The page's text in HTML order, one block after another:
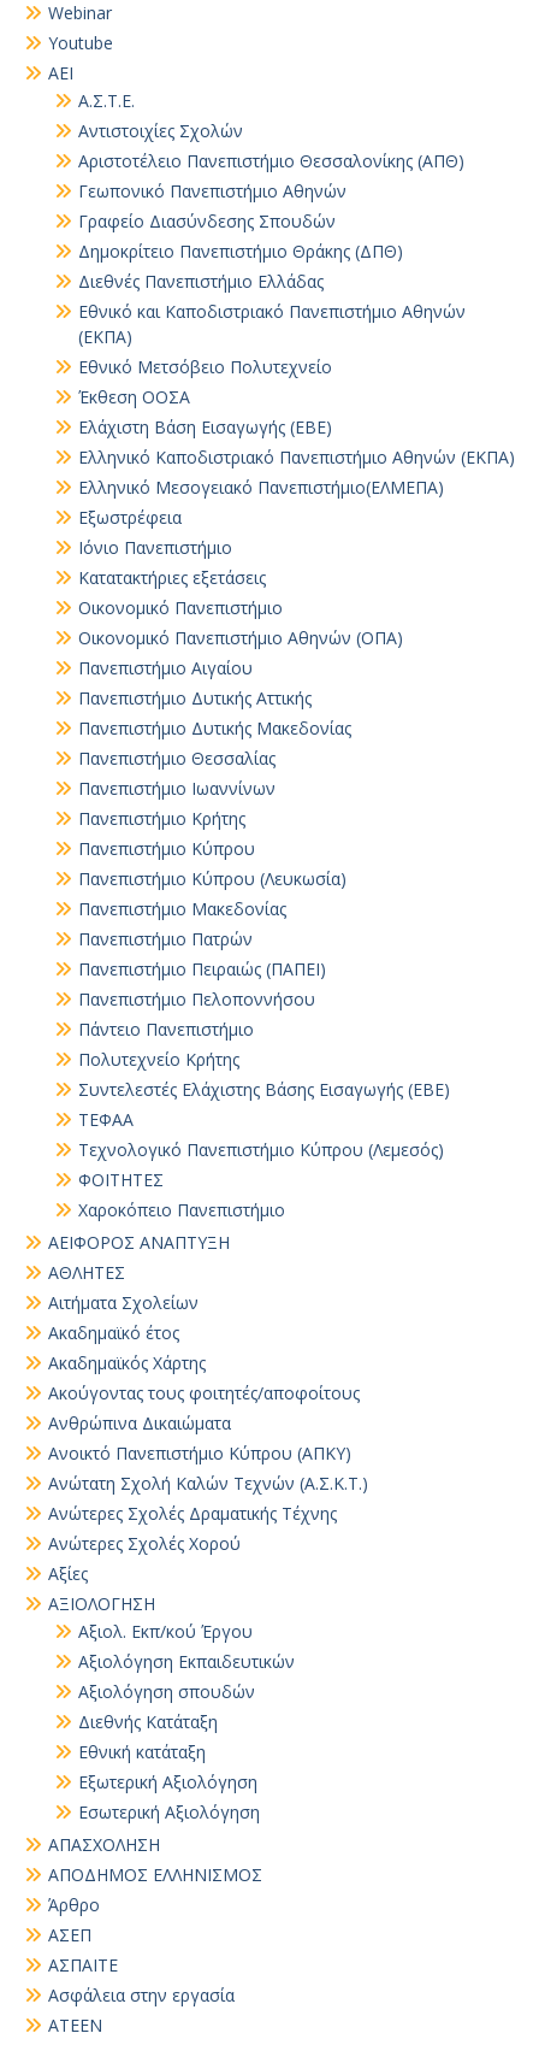
Webinar
Youtube
ΑΕΙ
Α.Σ.Τ.Ε.
Αντιστοιχίες Σχολών
Αριστοτέλειο Πανεπιστήμιο Θεσσαλονίκης (ΑΠΘ)
Γεωπονικό Πανεπιστήμιο Αθηνών
Γραφείο Διασύνδεσης Σπουδών
Δημοκρίτειο Πανεπιστήμιο Θράκης (ΔΠΘ)
Διεθνές Πανεπιστήμιο Ελλάδας
Εθνικό και Καποδιστριακό Πανεπιστήμιο Αθηνών
(ΕΚΠΑ)
Εθνικό Μετσόβειο Πολυτεχνείο
Έκθεση ΟΟΣΑ
Ελάχιστη Βάση Εισαγωγής (ΕΒΕ)
Ελληνικό Καποδιστριακό Πανεπιστήμιο Αθηνών (ΕΚΠΑ)
Ελληνικό Μεσογειακό Πανεπιστήμιο(ΕΛΜΕΠΑ)
Εξωστρέφεια
Ιόνιο Πανεπιστήμιο
Κατατακτήριες εξετάσεις
Οικονομικό Πανεπιστήμιο
Οικονομικό Πανεπιστήμιο Αθηνών (ΟΠΑ)
Πανεπιστήμιο Αιγαίου
Πανεπιστήμιο Δυτικής Αττικής
Πανεπιστήμιο Δυτικής Μακεδονίας
Πανεπιστήμιο Θεσσαλίας
Πανεπιστήμιο Ιωαννίνων
Πανεπιστήμιο Κρήτης
Πανεπιστήμιο Κύπρου
Πανεπιστήμιο Κύπρου (Λευκωσία)
Πανεπιστήμιο Μακεδονίας
Πανεπιστήμιο Πατρών
Πανεπιστήμιο Πειραιώς (ΠΑΠΕΙ)
Πανεπιστήμιο Πελοποννήσου
Πάντειο Πανεπιστήμιο
Πολυτεχνείο Κρήτης
Συντελεστές Ελάχιστης Βάσης Εισαγωγής (ΕΒΕ)
ΤΕΦΑΑ
Τεχνολογικό Πανεπιστήμιο Κύπρου (Λεμεσός)
ΦΟΙΤΗΤΕΣ
Χαροκόπειο Πανεπιστήμιο
ΑΕΙΦΟΡΟΣ ΑΝΑΠΤΥΞΗ
ΑΘΛΗΤΕΣ
Αιτήματα Σχολείων
Ακαδημαϊκό έτος
Ακαδημαϊκός Χάρτης
Ακούγοντας τους φοιτητές/αποφοίτους
Ανθρώπινα Δικαιώματα
Ανοικτό Πανεπιστήμιο Κύπρου (ΑΠΚΥ)
Ανώτατη Σχολή Καλών Τεχνών (Α.Σ.Κ.Τ.)
Ανώτερες Σχολές Δραματικής Τέχνης
Ανώτερες Σχολές Χορού
Αξίες
ΑΞΙΟΛΟΓΗΣΗ
Αξιολ. Εκπ/κού Έργου
Αξιολόγηση Εκπαιδευτικών
Αξιολόγηση σπουδών
Διεθνής Κατάταξη
Εθνική κατάταξη
Εξωτερική Αξιολόγηση
Εσωτερική Αξιολόγηση
ΑΠΑΣΧΟΛΗΣΗ
ΑΠΟΔΗΜΟΣ ΕΛΛΗΝΙΣΜΟΣ
Άρθρο
ΑΣΕΠ
ΑΣΠΑΙΤΕ
Ασφάλεια στην εργασία
ΑΤΕΕΝ